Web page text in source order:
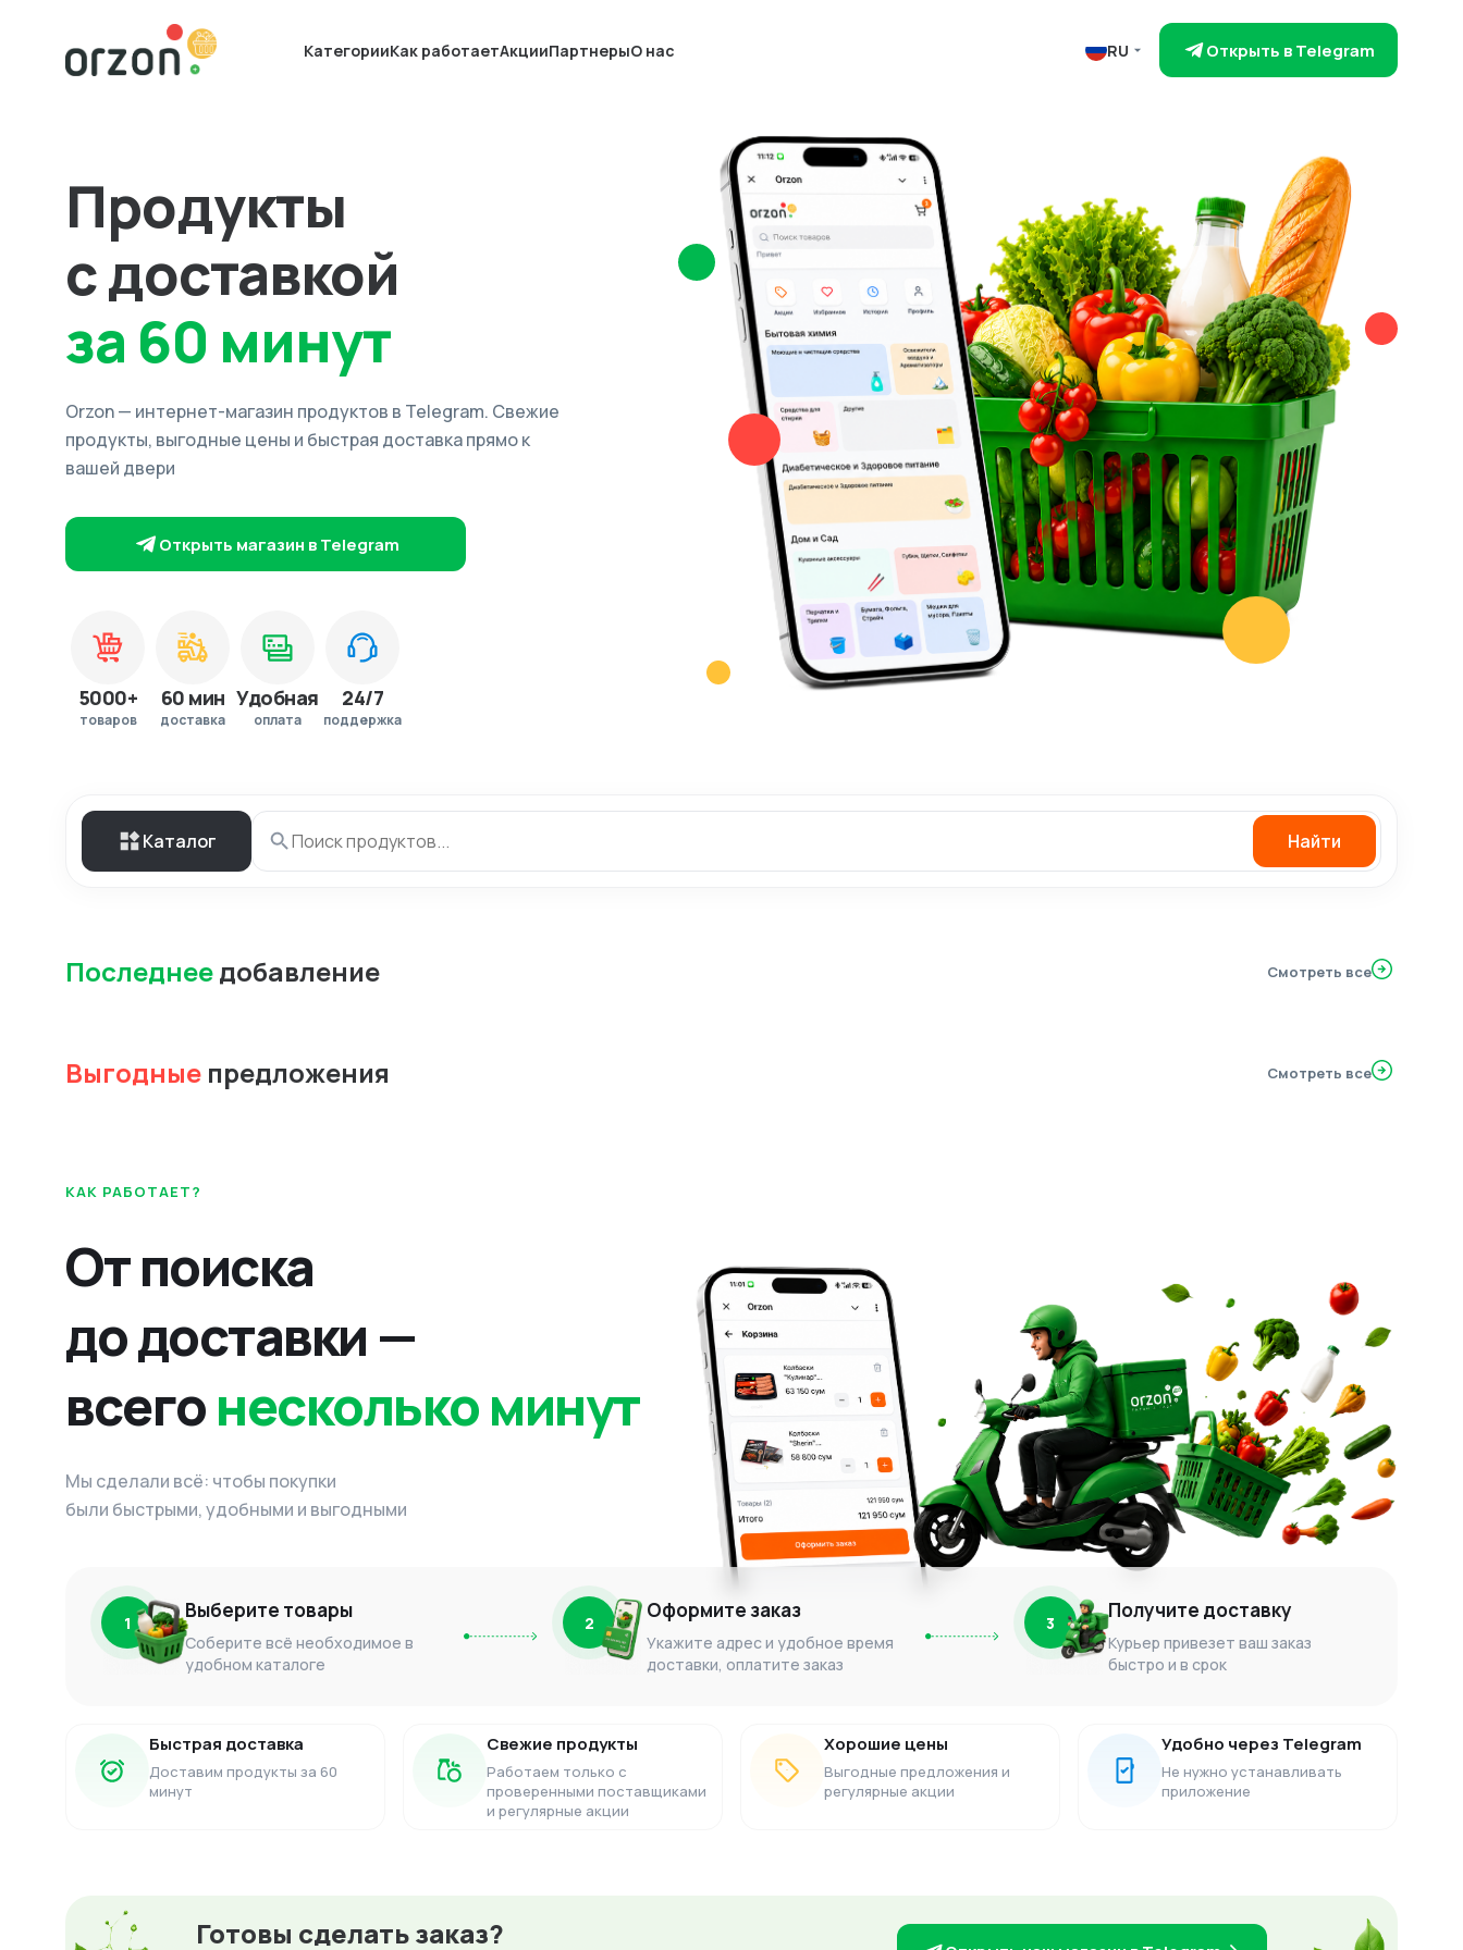
КатегорииКак работаетАкцииПартнерыО нас RU Открыть в Telegram
Продукты
с доставкой
за 60 минут
Orzon — интернет-магазин продуктов в Telegram. Свежие
продукты, выгодные цены и быстрая доставка прямо к
вашей двери
Открыть магазин в Telegram
5000+
товаров
60 мин
доставка
Удобная
оплата
24/7
поддержка
Каталог Найти
Последнеедобавление Смотреть все
Выгодные предложения Смотреть все
КАК РАБОТАЕТ?
От поиска
до доставки —
всегонесколько минут
Мы сделали всё: чтобы покупки
были быстрыми, удобными и выгодными
1 Выберите товары
Соберите всё необходимое в
удобном каталоге
2 Оформите заказ
Укажите адрес и удобное время
доставки, оплатите заказ
3 Получите доставку
Курьер привезет ваш заказ
быстро и в срок
Быстрая доставка
Доставим продукты за 60
минут
Свежие продукты
Работаем только с
проверенными поставщиками
и регулярные акции
Хорошие цены
Выгодные предложения и
регулярные акции
Удобно через Telegram
Не нужно устанавливать
приложение
Готовы сделать заказ?